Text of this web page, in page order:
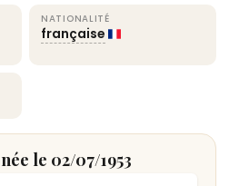
NATIONALITÉ
française
le 02/07/1953